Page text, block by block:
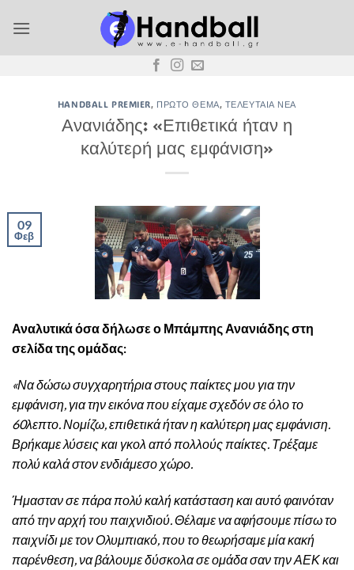
στο
HANDBALL PREMIER, ΠΡΏΤΟ ΘΈΜΑ, ΤΕΛΕΥΤΑΊΑ ΝΈΑ
Ανανιάδης: «Επιθετικά ήταν η
καλύτερή μας εμφάνιση»
09
Φεβ
Αναλυτικά όσα δήλωσε ο Μπάμπης Ανανιάδης στη
σελίδα της ομάδας:
«Να δώσω συγχαρητήρια στους παίκτες μου για την
εμφάνιση, για την εικόνα που είχαμε σχεδόν σε όλο το
60λεπτο. Νομίζω, επιθετικά ήταν η καλύτερη μας εμφάνιση.
Βρήκαμε λύσεις και γκολ από πολλούς παίκτες. Τρέξαμε
πολύ καλά στον ενδιάμεσο χώρο.
Ήμασταν σε πάρα πολύ καλή κατάσταση και αυτό φαινόταν
από την αρχή του παιχνιδιού. Θέλαμε να αφήσουμε πίσω το
παιχνίδι με τον Ολυμπιακό, που το θεωρήσαμε μία κακή
παρένθεση, να βάλουμε δύσκολα σε ομάδα σαν την ΑΕΚ και